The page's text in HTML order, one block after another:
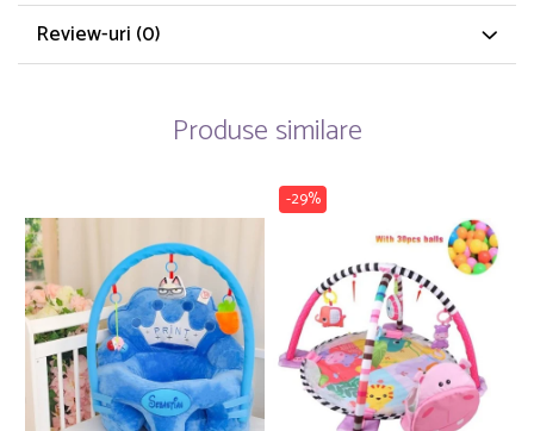
Review-uri (0)
Produse similare
-29%